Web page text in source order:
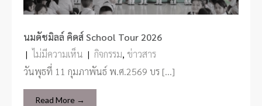
นมดัชมิลล์ คิดส์ School Tour 2026
| ไม่มีความเห็น | กิจกรรม, ข่าวสาร
วันพุธที่ 11 กุมภาพันธ์ พ.ศ.2569 บร […]
Read More →